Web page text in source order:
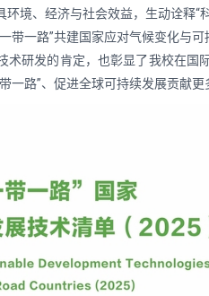
境、经济与社会效益，生动诠释“
带一路”共建国家应对气候变化与
术研发的肯定，也彰显了我校在
一路”、促进全球可持续发展贡献更